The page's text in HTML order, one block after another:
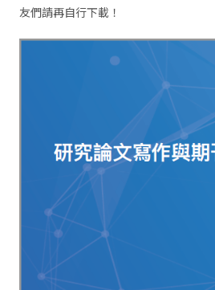
友們請再自行下載！